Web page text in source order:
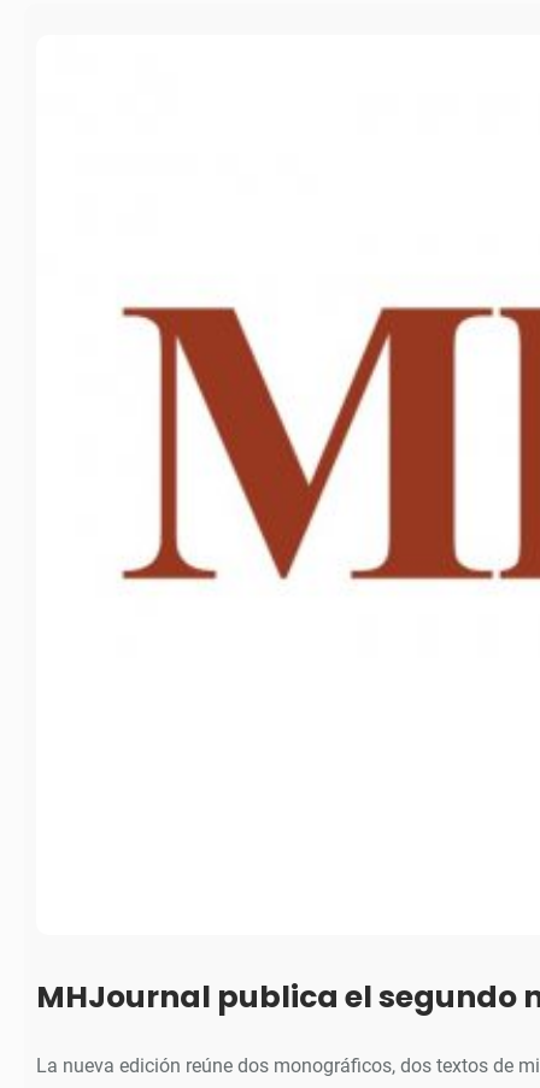
MHJournal publica el segundo
La nueva edición reúne dos monográficos, dos textos de